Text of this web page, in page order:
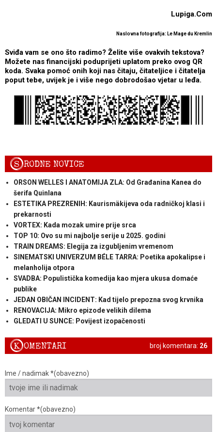
Lupiga.Com
Naslovna fotografija: Le Mage du Kremlin
Sviđa vam se ono što radimo? Želite više ovakvih tekstova?
Možete nas financijski poduprijeti uplatom preko ovog QR
koda. Svaka pomoć onih koji nas čitaju, čitateljice i čitatelja
poput tebe, uvijek je i više nego dobrodošao vjetar u leđa.
SRODNE NOVICE
ORSON WELLES I ANATOMIJA ZLA: Od Građanina Kanea do
šerifa Quinlana
ESTETIKA PREZRENIH: Kaurismäkijeva oda radničkoj klasi i
prekarnosti
VORTEX: Kada mozak umire prije srca
TOP 10: Ovo su mi najbolje serije u 2025. godini
TRAIN DREAMS: Elegija za izgubljenim vremenom
SINEMATSKI UNIVERZUM BÉLE TARRA: Poetika apokalipse i
melanholija otpora
SVADBA: Populistička komedija kao mjera ukusa domaće
publike
JEDAN OBIČAN INCIDENT: Kad tijelo prepozna svog krvnika
RENOVACIJA: Mikro epizode velikih dilema
GLEDATI U SUNCE: Povijest izopačenosti
broj komentara: 26
KOMENTARI
Ime / nadimak *(obavezno)
Komentar *(obavezno)